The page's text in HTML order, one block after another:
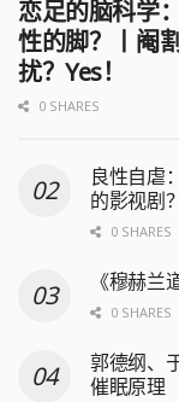
恋足的脑科学
性的脚？丨阉
扰？Yes！
0 SHARES
良性自虐
的影视剧？
0 SHARES
《穆赫兰
0 SHARES
郭德纲、
催眠原理